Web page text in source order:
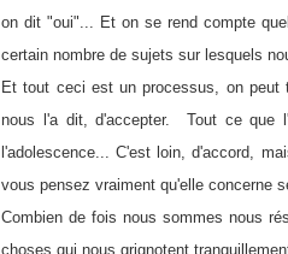
on dit "oui"... Et on se rend compte
certain nombre de sujets sur lesquels
Et tout ceci est un processus, on peut
nous l'a dit, d'accepter. Tout ce que
l'adolescence... C'est loin, d'accord,
vous pensez vraiment qu'elle concerne
Combien de fois nous sommes nous
choses qui nous grignotent